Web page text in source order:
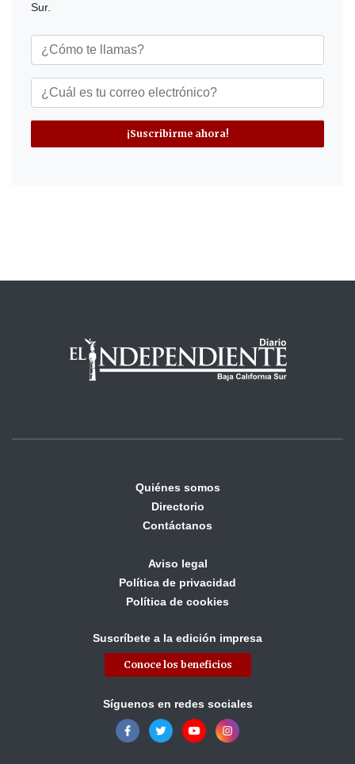
Sur.
¡Suscribirme ahora!
Quiénes somos
Directorio
Contáctanos
Aviso legal
Política de privacidad
Política de cookies
Suscríbete a la edición impresa
Conoce los beneficios
Síguenos en redes sociales